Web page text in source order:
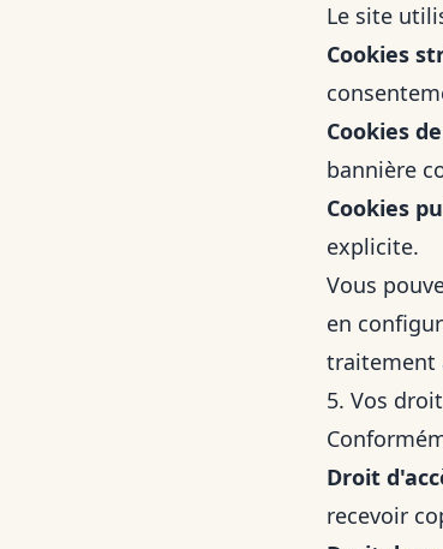
Le site
Cookies
Cookies
bannière
Cookies
explicite.
Vous
en
traitement
5. Vos
Droit
recevoir